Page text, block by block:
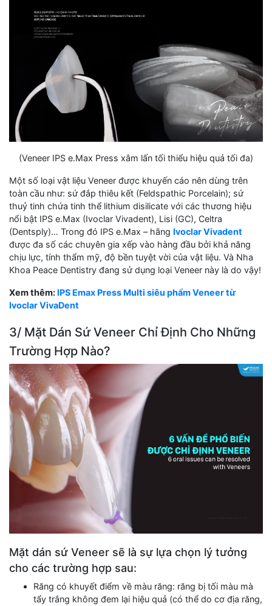
(Veneer IPS e.Max Press xâm lấn tối thiểu hiệu quả tối đa)
Một số loại vật liệu Veneer được khuyến cáo nên dùng trên
toàn cầu như: sứ đắp thiêu kết (Feldspathic Porcelain); sứ
thuỷ tinh chứa tinh thể lithium disilicate với các thương hiệu
nổi bật IPS e.Max (Ivoclar Vivadent), Lisi (GC), Celtra
(Dentsply)… Trong đó IPS e.Max – hãng Ivoclar Vivadent
được đa số các chuyên gia xếp vào hàng đầu bởi khả năng
chịu lực, tính thẩm mỹ, độ bền tuyệt vời của vật liệu. Và Nha
Khoa Peace Dentistry đang sử dụng loại Veneer này là do vậy!
Xem thêm: IPS Emax Press Multi siêu phẩm Veneer từ
Ivoclar VivaDent
3/ Mặt Dán Sứ Veneer Chỉ Định Cho Những
Trường Hợp Nào?
Mặt dán sứ Veneer sẽ là sự lựa chọn lý tưởng
cho các trường hợp sau:
Răng có khuyết điểm về màu răng: răng bị tối màu mà
tẩy trắng không đem lại hiệu quả (có thể do cơ địa răng,